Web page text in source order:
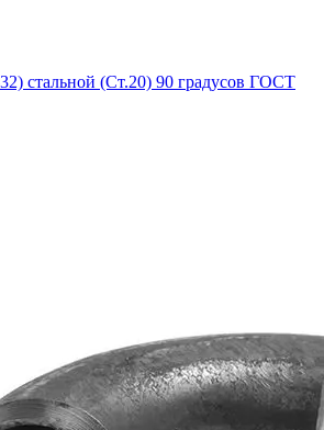
стальной (Ст.20) 90 градусов ГОСТ